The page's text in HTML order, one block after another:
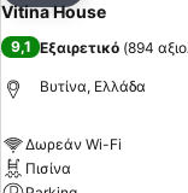
Vitina House
9,1 Εξαιρετικό (894
Βυτίνα, Ελλάδα
Δωρεάν Wi-Fi
Πισίνα